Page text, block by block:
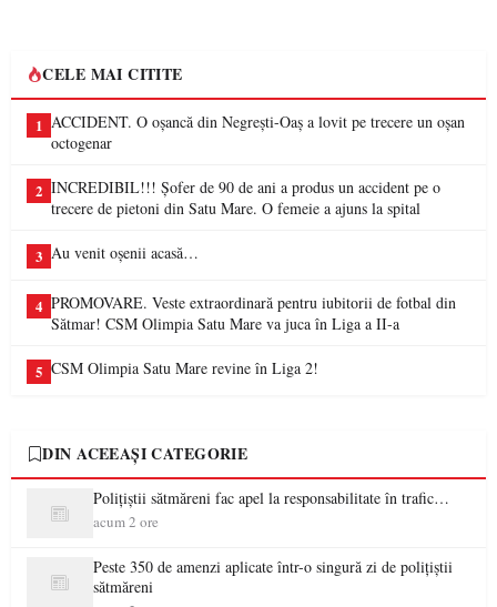
CELE MAI CITITE
1 ACCIDENT. O oșancă din Negrești-Oaș a lovit pe trecere un oșan
octogenar
2 INCREDIBIL!!! Șofer de 90 de ani a produs un accident pe o
trecere de pietoni din Satu Mare. O femeie a ajuns la spital
3 Au venit oșenii acasă…
4 PROMOVARE. Veste extraordinară pentru iubitorii de fotbal din
Sătmar! CSM Olimpia Satu Mare va juca în Liga a II-a
5 CSM Olimpia Satu Mare revine în Liga 2!
DIN ACEEAȘI CATEGORIE
Polițiștii sătmăreni fac apel la responsabilitate în trafic…
acum 2 ore
Peste 350 de amenzi aplicate într-o singură zi de polițiștii
sătmăreni